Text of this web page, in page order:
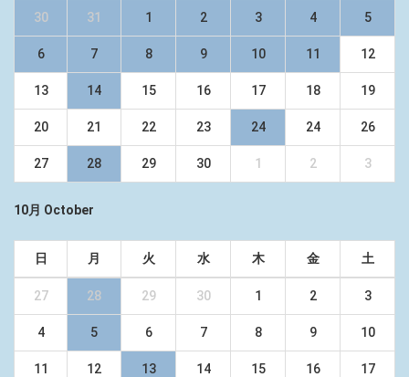
30 31 1 2 3 4 5
6 7 8 9 10 11 12
13 14 15 16 17 18 19
20 21 22 23 24 24 26
27 28 29 30 1 2 3
10月 October
日 月 火 水 木 金 土
27 28 29 30 1 2 3
4 5 6 7 8 9 10
11 12 13 14 15 16 17